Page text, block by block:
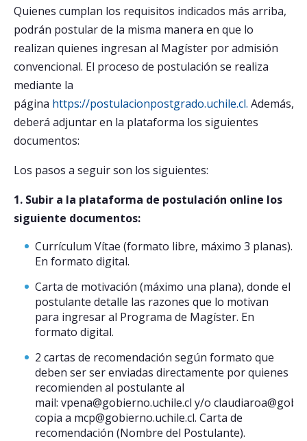
Quienes cumplan los requisitos indicados más arriba,
podrán postular de la misma manera en que lo
realizan quienes ingresan al Magíster por admisión
convencional. El proceso de postulación se realiza
mediante la
página https://postulacionpostgrado.uchile.cl. Además,
deberá adjuntar en la plataforma los siguientes
documentos:
Los pasos a seguir son los siguientes:
1. Subir a la plataforma de postulación online los
siguiente documentos:
Currículum Vítae (formato libre, máximo 3 planas).
En formato digital.
Carta de motivación (máximo una plana), donde el
postulante detalle las razones que lo motivan
para ingresar al Programa de Magíster. En
formato digital.
2 cartas de recomendación según formato que
deben ser ser enviadas directamente por quienes
recomienden al postulante al
mail: vpena@gobierno.uchile.cl y/o
copia a mcp@gobierno.uchile.cl. Carta de
recomendación (Nombre del Postulante).